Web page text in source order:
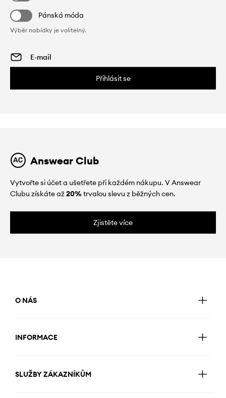
Pánská móda
Výběr nabídky je volitelný.
Přihlásit se
Answear Club
Vytvořte si účet a ušetřete při každém nákupu. V Answear
Clubu získáte až20%trvalou slevu z běžných cen.
Zjistěte více
O NÁS
INFORMACE
SLUŽBY ZÁKAZNÍKŮM